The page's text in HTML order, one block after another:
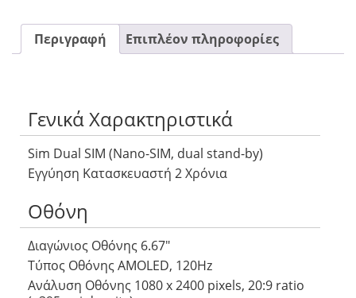
Περιγραφή Επιπλέον πληροφορίες
Γενικά Χαρακτηριστικά
Sim Dual SIM (Nano-SIM, dual stand-by)
Εγγύηση Κατασκευαστή 2 Χρόνια
Οθόνη
Διαγώνιος Οθόνης 6.67″
Τύπος Οθόνης AMOLED, 120Hz
Ανάλυση Οθόνης 1080 x 2400 pixels, 20:9 ratio